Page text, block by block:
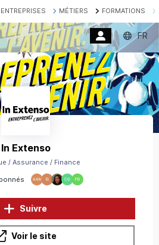
ENTREPRISES MÉTIERS FORMATIONS
FR
In Extenso
AAM IS CG FB
/ Assurance / Finance
Suivre
Voir le site